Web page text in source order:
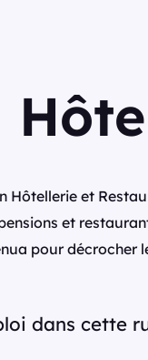
Hôtellerie et
et
pour décrocher
dans cette